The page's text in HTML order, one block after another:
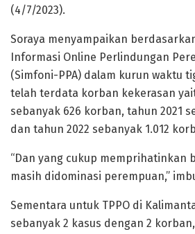
(4/7/2023).
Soraya menyampaikan
Informasi Online Perlindungan
(Simfoni-PPA) dalam kurun waktu
telah terdata korban kekerasan
sebanyak 626 korban, tahun 2021
dan tahun 2022 sebanyak 1.012
“Dan yang cukup memprihatinkan
masih didominasi perempuan,”
Sementara untuk TPPO di
sebanyak 2 kasus dengan 2